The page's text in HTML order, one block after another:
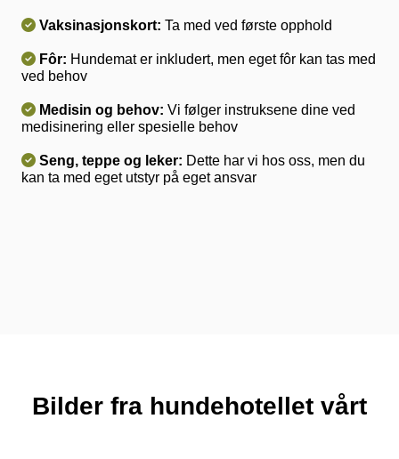
 Vaksinasjonskort: Ta med ved første opphold
 Fôr: Hundemat er inkludert, men eget fôr kan tas med
ved behov
 Medisin og behov: Vi følger instruksene dine ved
medisinering eller spesielle behov
 Seng, teppe og leker: Dette har vi hos oss, men du
kan ta med eget utstyr på eget ansvar
Bilder fra hundehotellet vårt